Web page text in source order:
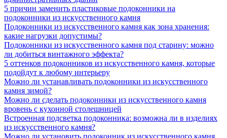
5 причин заменить пластиковые подоконники на
подоконники из искусственного камня
Подоконники из искусственного камня как зона хранения:
какие нагрузки допустимы?
Подоконники из искусственного камня под старину: можно
ли добиться винтажного эффекта?
5 оттенков подоконников из искусственного камня, которые
подойдут к любому интерьеру
Можно ли устанавливать подоконники из искусственного
камня зимой?
Можно ли сделать подоконники из искусственного камня
вровень с кухонной столешницей
Встроенная подсветка подоконника: возможна ли в изделиях
из искусственного камня?